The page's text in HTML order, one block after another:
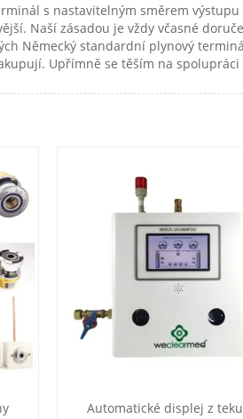
s nastavitelným směrem
Naší zásadou je vždy včasné
Německý standardní plynový
Upřímně se těším na
Automatické displej z